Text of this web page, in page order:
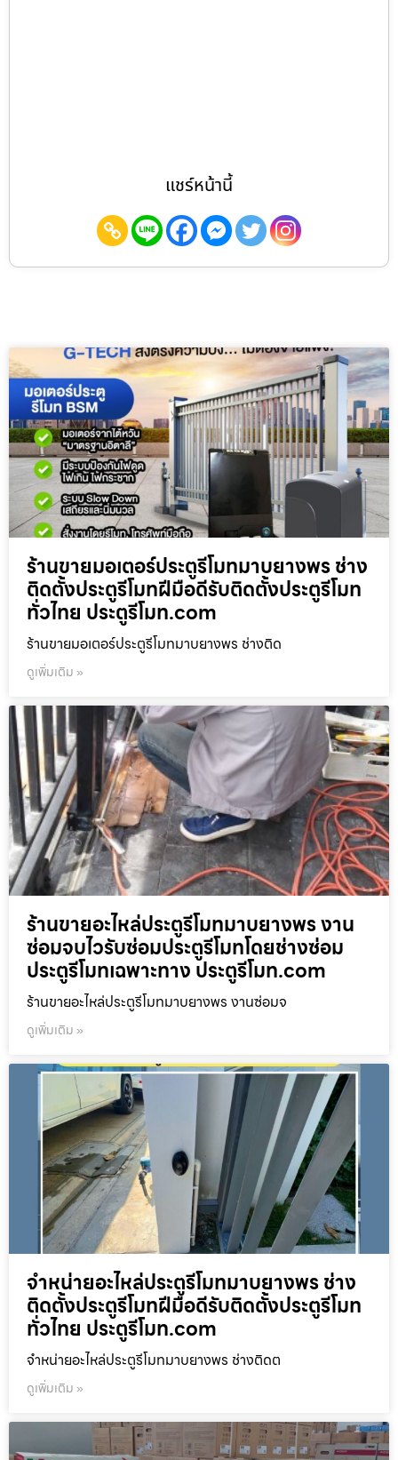
แชร์หน้านี้
ร้านขายมอเตอร์ประตูรีโมทมาบยางพร ช่าง
ติดตั้งประตูรีโมทฝีมือดีรับติดตั้งประตูรีโมท
ทั่วไทย ประตูรีโมท.com
ร้านขายมอเตอร์ประตูรีโมทมาบยางพร ช่างติด
ดูเพิ่มเติม »
ร้านขายอะไหล่ประตูรีโมทมาบยางพร งาน
ซ่อมจบไวรับซ่อมประตูรีโมทโดยช่างซ่อม
ประตูรีโมทเฉพาะทาง ประตูรีโมท.com
ร้านขายอะไหล่ประตูรีโมทมาบยางพร งานซ่อมจ
ดูเพิ่มเติม »
จำหน่ายอะไหล่ประตูรีโมทมาบยางพร ช่าง
ติดตั้งประตูรีโมทฝีมือดีรับติดตั้งประตูรีโมท
ทั่วไทย ประตูรีโมท.com
จำหน่ายอะไหล่ประตูรีโมทมาบยางพร ช่างติดต
ดูเพิ่มเติม »